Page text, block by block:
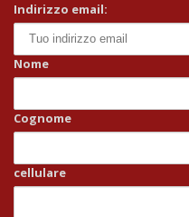
Indirizzo email:
Nome
Cognome
cellulare